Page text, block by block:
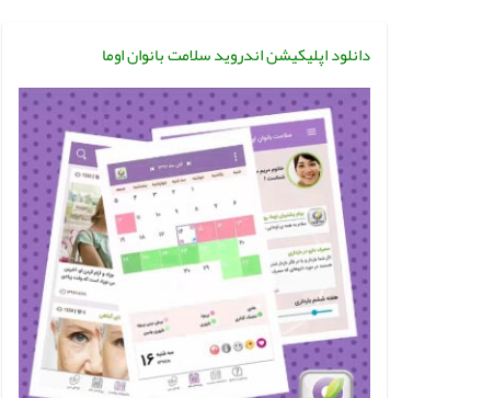
دانلود اپلیکیشن اندروید سلامت بانوان اوما